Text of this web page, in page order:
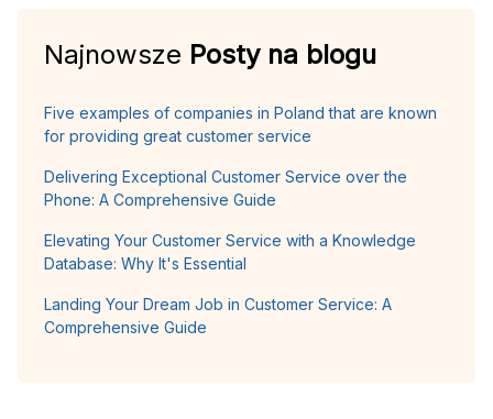
Najnowsze Posty na blogu
Five examples of companies in Poland that are known
for providing great customer service
Delivering Exceptional Customer Service over the
Phone: A Comprehensive Guide
Elevating Your Customer Service with a Knowledge
Database: Why It's Essential
Landing Your Dream Job in Customer Service: A
Comprehensive Guide